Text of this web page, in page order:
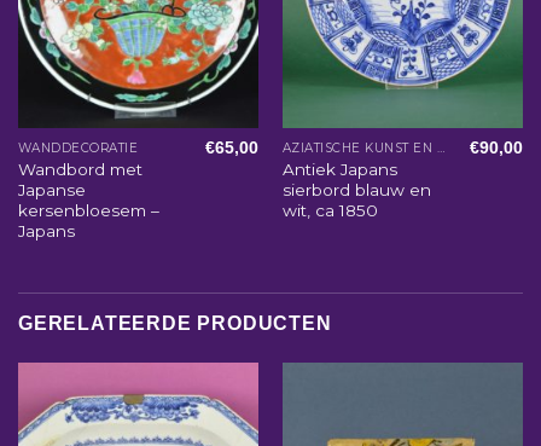
WANDDECORATIE
Wandbord met
Japanse
kersenbloesem –
Japans
€65,00 AZIATISCHE KUNST EN WOONACCESSOIRES
Antiek Japans
sierbord blauw en
wit, ca 1850
€90,00
GERELATEERDE PRODUCTEN